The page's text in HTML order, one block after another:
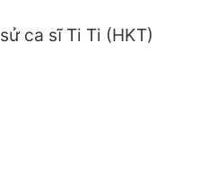
ca sĩ Ti Ti (HKT)